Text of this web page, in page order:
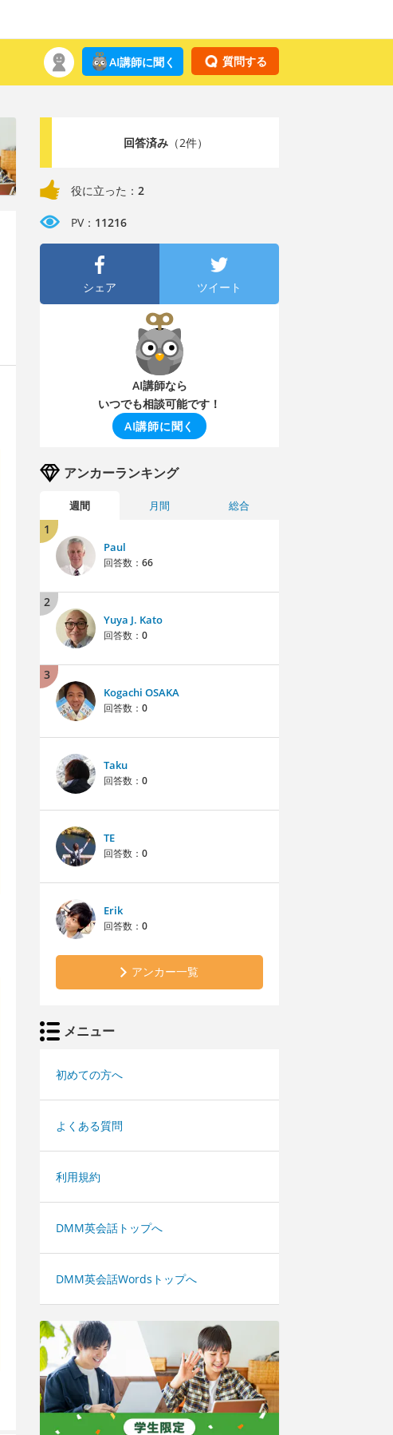
質問する
AI講師に聞く
回答済み（2件）
役に立った： 2
PV： 11216
シェア ツイート
AI講師なら
いつでも相談可能です！
AI講師に聞く
アンカーランキング
週間 月間 総合
1
Paul
回答数： 66
2
Yuya J. Kato
回答数： 0
3
Kogachi OSAKA
回答数： 0
Taku
回答数： 0
TE
回答数： 0
Erik
回答数： 0
アンカー一覧
メニュー
初めての方へ
よくある質問
利用規約
DMM英会話トップへ
DMM英会話Wordsトップへ